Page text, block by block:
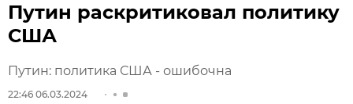
Путин раскритиковал политику
США
Путин: политика США - ошибочна
22:46 06.03.2024